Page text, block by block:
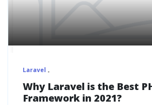
Laravel
Why Laravel is the Best
Framework in 2021?